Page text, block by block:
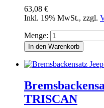
63,08 €
Inkl. 19% MwSt., zzgl.
Menge:
In den Warenkorb
TRISCAN